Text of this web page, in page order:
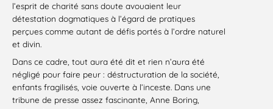
l’esprit de charité sans doute avouaient leur
détestation dogmatiques à l’égard de pratiques
perçues comme autant de défis portés à l’ordre naturel
et divin.
Dans ce cadre, tout aura été dit et rien n’aura été
négligé pour faire peur : déstructuration de la société,
enfants fragilisés, voie ouverte à l’inceste. Dans une
tribune de presse assez fascinante, Anne Boring,